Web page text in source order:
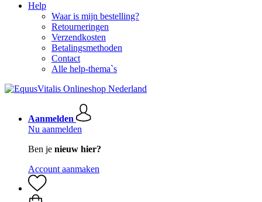
Help
Waar is mijn bestelling?
Retourneringen
Verzendkosten
Betalingsmethoden
Contact
Alle help-thema`s
Aanmelden
Nu aanmelden
Ben je nieuw hier?
Account aanmaken